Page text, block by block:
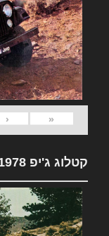
«
‹
קטלוג ג'יפ 1978